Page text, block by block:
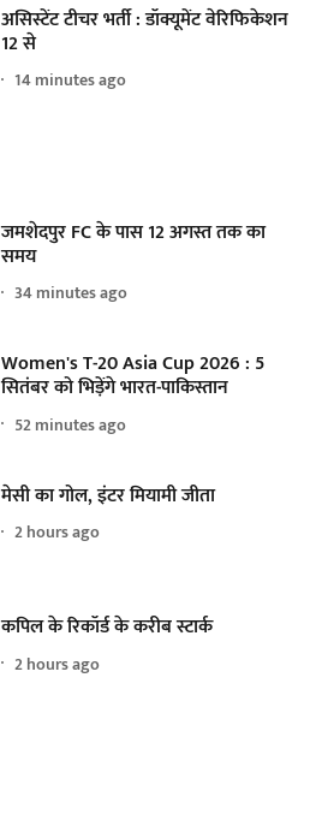
असिस्टेंट टीचर भर्ती : डॉक्यूमेंट वेरिफिकेशन
12 से
14 minutes ago
जमशेदपुर FC के पास 12 अगस्त तक का
समय
34 minutes ago
Women's T-20 Asia Cup 2026 : 5
सितंबर को भिड़ेंगे भारत-पाकिस्तान
52 minutes ago
मेसी का गोल, इंटर मियामी जीता
2 hours ago
कपिल के रिकॉर्ड के करीब स्टार्क
2 hours ago